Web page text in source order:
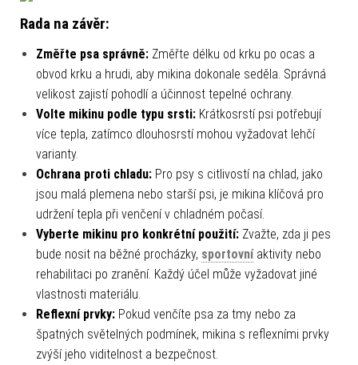
Rada na závěr:
Změřte psa správně: Změřte délku od krku po ocas a
obvod krku a hrudi, aby mikina dokonale seděla. Správná
velikost zajistí pohodlí a účinnost tepelné ochrany.
Volte mikinu podle typu srsti: Krátkosrstí psi potřebují
více tepla, zatímco dlouhosrstí mohou vyžadovat lehčí
varianty.
Ochrana proti chladu: Pro psy s citlivostí na chlad, jako
jsou malá plemena nebo starší psi, je mikina klíčová pro
udržení tepla při venčení v chladném počasí.
Vyberte mikinu pro konkrétní použití: Zvažte, zda ji pes
bude nosit na běžné procházky, sportovníaktivity nebo
rehabilitaci po zranění. Každý účel může vyžadovat jiné
vlastnosti materiálu.
Reflexní prvky: Pokud venčíte psa za tmy nebo za
špatných světelných podmínek, mikina s reflexními prvky
zvýší jeho viditelnost a bezpečnost.